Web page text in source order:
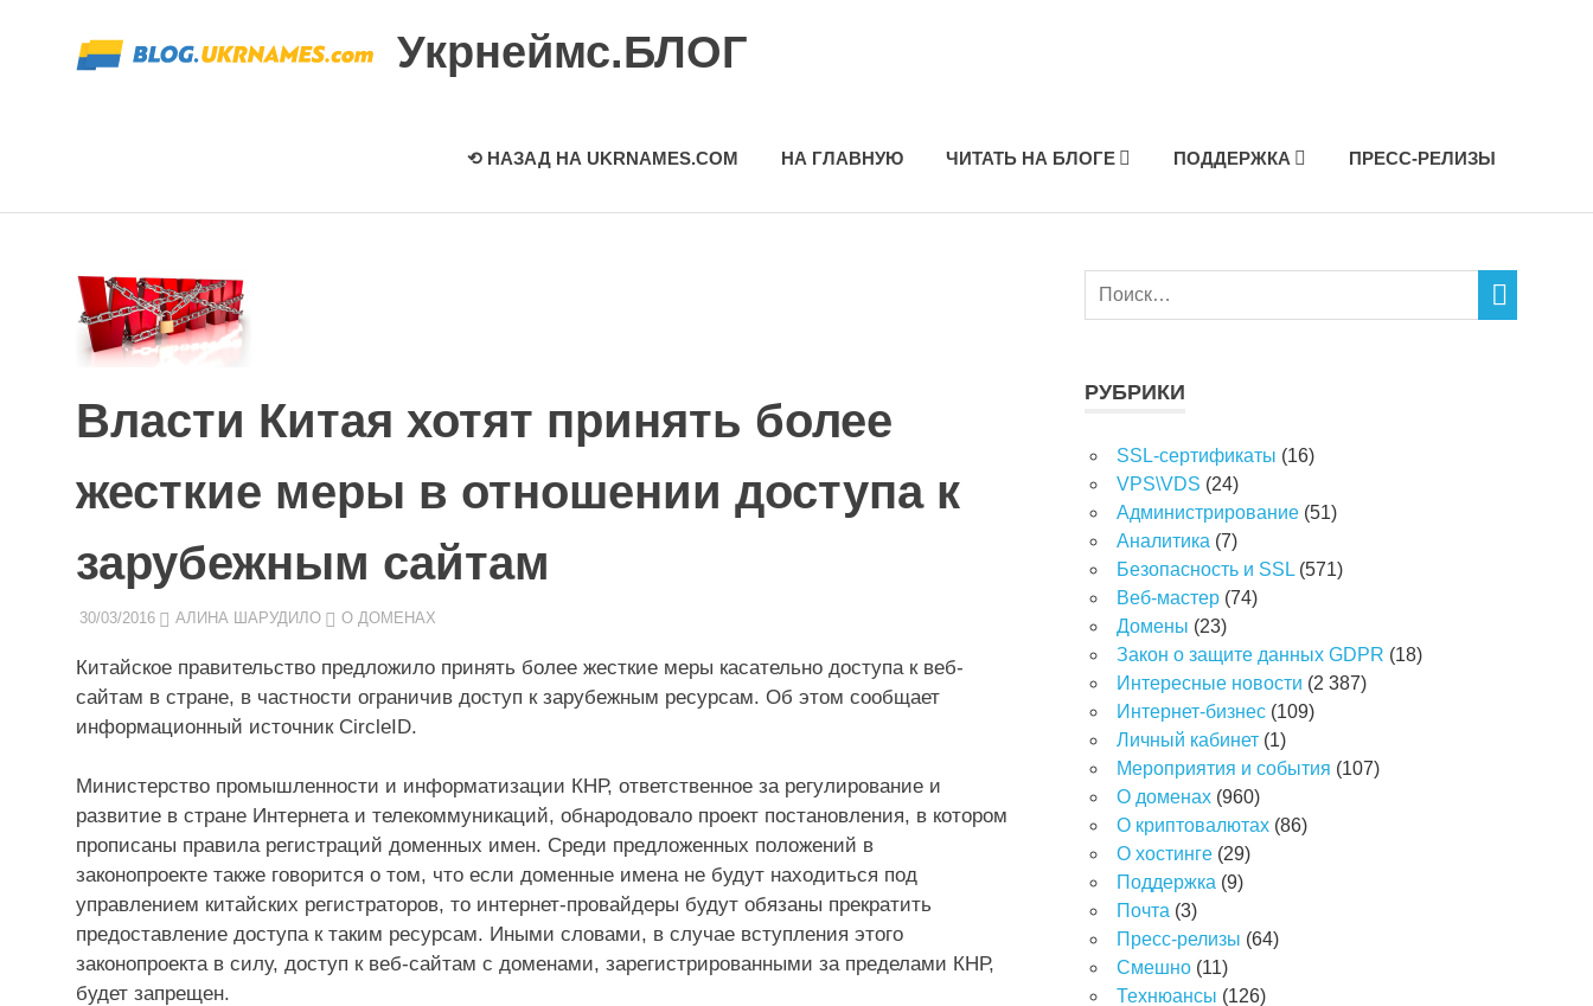
содержимому
Укрнеймс.БЛОГ
⟲ НАЗАД НА UKRNAMES.COM НА ГЛАВНУЮ ЧИТАТЬ НА БЛОГЕ ПОДДЕРЖКА ПРЕСС-РЕЛИЗЫ
Власти Китая хотят принять более
жесткие меры в отношении доступа к
зарубежным сайтам
30/03/2016 АЛИНА ШАРУДИЛО О ДОМЕНАХ
Китайское правительство предложило принять более жесткие меры касательно доступа к веб-
сайтам в стране, в частности ограничив доступ к зарубежным ресурсам. Об этом сообщает
информационный источник CircleID.
Министерство промышленности и информатизации КНР, ответственное за регулирование и
развитие в стране Интернета и телекоммуникаций, обнародовало проект постановления, в котором
прописаны правила регистраций доменных имен. Среди предложенных положений в
законопроекте также говорится о том, что если доменные имена не будут находиться под
управлением китайских регистраторов, то интернет-провайдеры будут обязаны прекратить
предоставление доступа к таким ресурсам. Иными словами, в случае вступления этого
законопроекта в силу, доступ к веб-сайтам с доменами, зарегистрированными за пределами КНР,
будет запрещен.
РУБРИКИ
SSL-сертификаты (16)
VPS\VDS (24)
Администрирование (51)
Аналитика (7)
Безопасность и SSL (571)
Веб-мастер (74)
Домены (23)
Закон о защите данных GDPR (18)
Интересные новости (2 387)
Интернет-бизнес (109)
Личный кабинет (1)
Мероприятия и события (107)
О доменах (960)
О криптовалютах (86)
О хостинге (29)
Поддержка (9)
Почта (3)
Пресс-релизы (64)
Смешно (11)
Технюансы (126)